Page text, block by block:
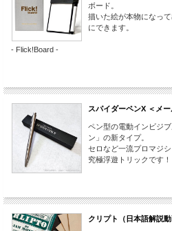
シンプルに、白
好きな絵や文字を出現さ
ボード。
描いた絵が本物になっ
にできます。
- Flick!Board -
スパイダーペンX ＜メー
ペン型の電動インビジ
ン」の新タイプ。
セロなど一流プロマジ
究極浮遊トリックです！
クリプト（日本語解説